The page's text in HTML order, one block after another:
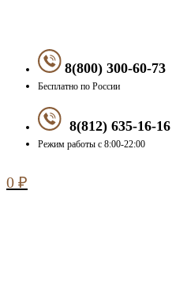
8(800) 300-60-73
Бесплатно по России
8(812) 635-16-16
Режим работы с 8:00-22:00
0 ₽